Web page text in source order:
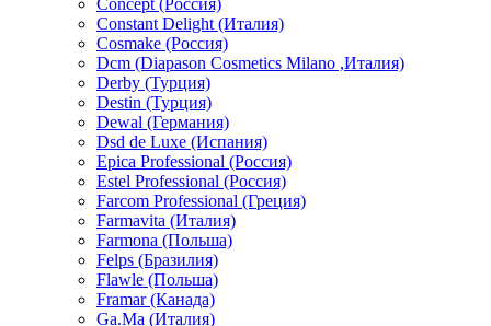
Concept (Россия)
Constant Delight (Италия)
Cosmake (Россия)
Dcm (Diapason Cosmetics Milano ,Италия)
Derby (Турция)
Destin (Турция)
Dewal (Германия)
Dsd de Luxe (Испания)
Epica Professional (Россия)
Estel Professional (Россия)
Farcom Professional (Греция)
Farmavita (Италия)
Farmona (Польша)
Felps (Бразилия)
Flawle (Польша)
Framar (Канада)
Ga.Ma (Италия)